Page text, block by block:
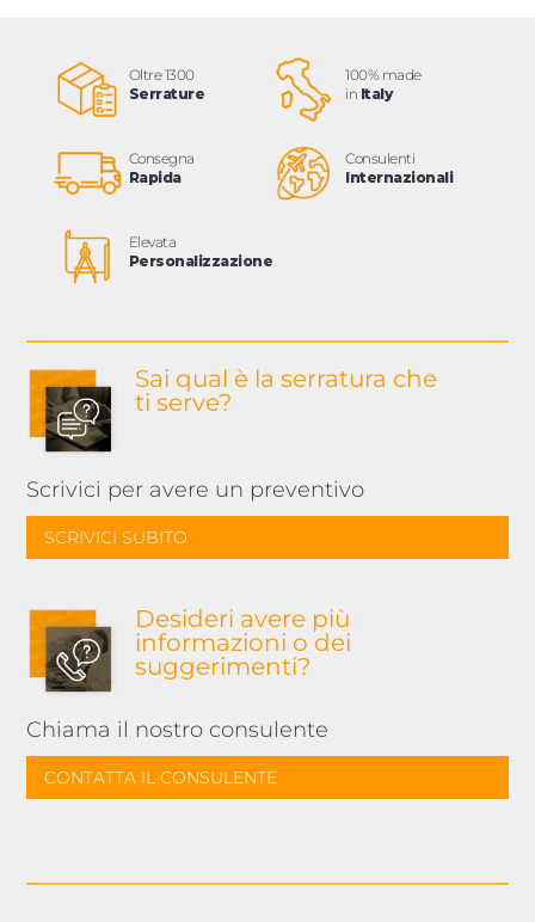
Oltre 1300
Serrature
100% made
in Italy
Consegna
Rapida
Consulenti
Internazionali
Elevata
Personalizzazione
Sai qual è la serratura che
ti serve?
Scrivici per avere un preventivo
SCRIVICI SUBITO
Desideri avere più
informazioni o dei
suggerimenti?
Chiama il nostro consulente
CONTATTA IL CONSULENTE